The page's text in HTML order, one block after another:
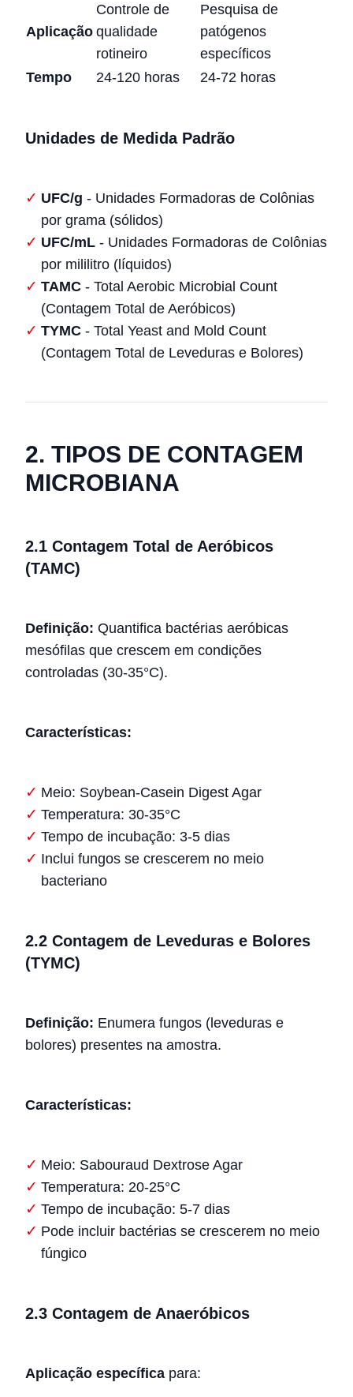
Aplicação
Controle de
qualidade
rotineiro
Pesquisa de
patógenos
específicos
Tempo
24-120 horas 24-72 horas
Unidades de Medida Padrão
UFC/g - Unidades Formadoras de Colônias
por grama (sólidos)
UFC/mL - Unidades Formadoras de Colônias
por mililitro (líquidos)
TAMC - Total Aerobic Microbial Count
(Contagem Total de Aeróbicos)
TYMC - Total Yeast and Mold Count
(Contagem Total de Leveduras e Bolores)
2. TIPOS DE CONTAGEM
MICROBIANA
2.1 Contagem Total de Aeróbicos
(TAMC)
Definição: Quantifica bactérias aeróbicas
mesófilas que crescem em condições
controladas (30-35°C).
Características:
Meio: Soybean-Casein Digest Agar
Temperatura: 30-35°C
Tempo de incubação: 3-5 dias
Inclui fungos se crescerem no meio
bacteriano
2.2 Contagem de Leveduras e Bolores
(TYMC)
Definição: Enumera fungos (leveduras e
bolores) presentes na amostra.
Características:
Meio: Sabouraud Dextrose Agar
Temperatura: 20-25°C
Tempo de incubação: 5-7 dias
Pode incluir bactérias se crescerem no meio
fúngico
2.3 Contagem de Anaeróbicos
Aplicação específica para: